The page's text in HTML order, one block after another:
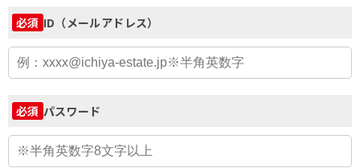
必須 ID（メールアドレス）
必須 パスワード